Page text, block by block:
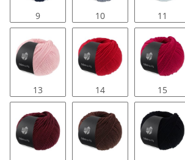
9 10 11
13 14 15